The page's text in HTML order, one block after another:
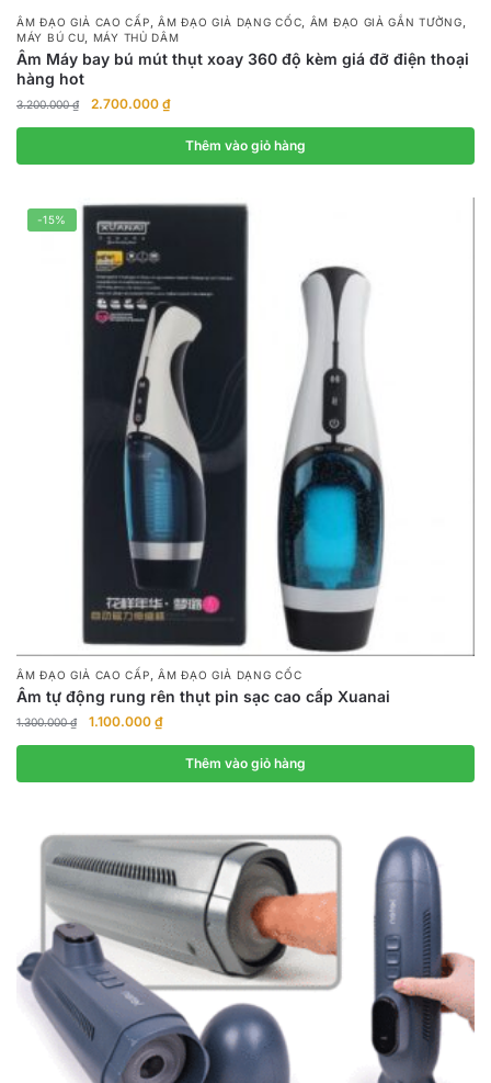
ÂM ĐẠO GIẢ CAO CẤP ,ÂM ĐẠO GIẢ DẠNG CỐC ÂM ĐẠO GIẢ GẮN TƯỜNG
MÁY BÚ CU MÁY THỦ DÂM
Âm Máy bay bú mút thụt xoay 360 độ kèm giá đỡ điện thoại
hàng hot
3.200.000₫
Giá
3.200.000 ₫.
2.700.000 ₫Giá
là:
Thêm vào giỏ hàng
-15%
ÂM ĐẠO GIẢ CAO CẤP ,ÂM ĐẠO GIẢ DẠNG CỐC
Âm tự động rung rên thụt pin sạc cao cấp Xuanai
1.300.000₫
Giá
1.300.000 ₫.
1.100.000 ₫Giá
là:
Thêm vào giỏ hàng